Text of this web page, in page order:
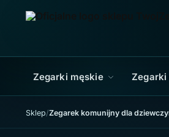
Zegarki męskie Zegarki
Sklep Zegarek komunijny dla